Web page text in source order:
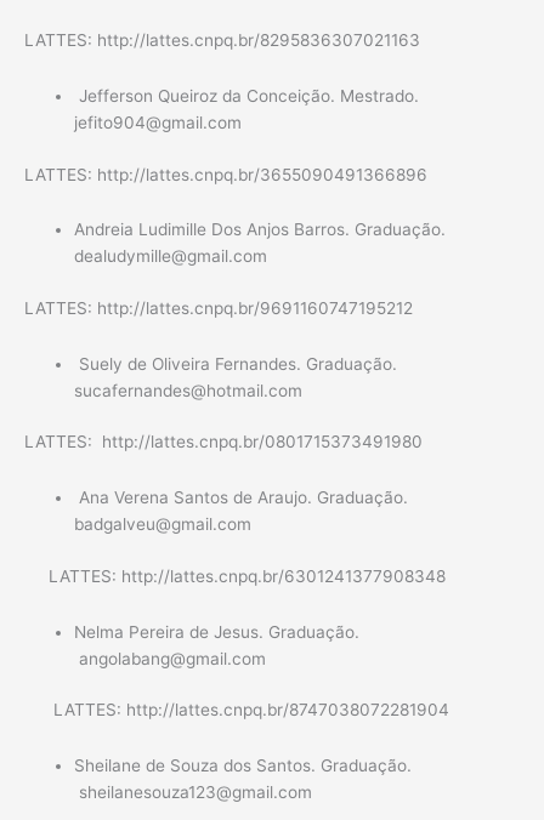
LATTES: http://lattes.cnpq.br/8295836307021163
Jefferson Queiroz da Conceição. Mestrado.
jefito904@gmail.com
LATTES: http://lattes.cnpq.br/3655090491366896
Andreia Ludimille Dos Anjos Barros. Graduação.
dealudymille@gmail.com
LATTES: http://lattes.cnpq.br/9691160747195212
Suely de Oliveira Fernandes. Graduação.
sucafernandes@hotmail.com
LATTES: http://lattes.cnpq.br/0801715373491980
Ana Verena Santos de Araujo. Graduação.
badgalveu@gmail.com
LATTES: http://lattes.cnpq.br/6301241377908348
Nelma Pereira de Jesus. Graduação.
angolabang@gmail.com
LATTES: http://lattes.cnpq.br/8747038072281904
Sheilane de Souza dos Santos. Graduação.
sheilanesouza123@gmail.com